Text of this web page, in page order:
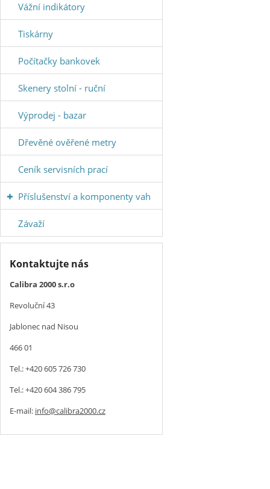
Vážní indikátory
Tiskárny
Počítačky bankovek
Skenery stolní - ruční
Výprodej - bazar
Dřevěné ověřené metry
Ceník servisních prací
Příslušenství a komponenty vah
Závaží
Kontaktujte nás
Calibra 2000 s.r.o
Revoluční 43
Jablonec nad Nisou
466 01
Tel.: +420 605 726 730
Tel.: +420 604 386 795
E-mail: info@calibra2000.cz